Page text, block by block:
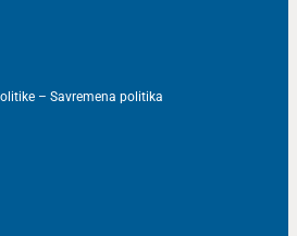
– Savremena politika